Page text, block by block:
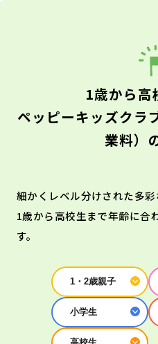
1歳から高
ペッピーキッズクラ
業料）
細かくレベル分けされた多彩
1歳から高校生まで年齢に合
す。
1・2歳親子
小学生